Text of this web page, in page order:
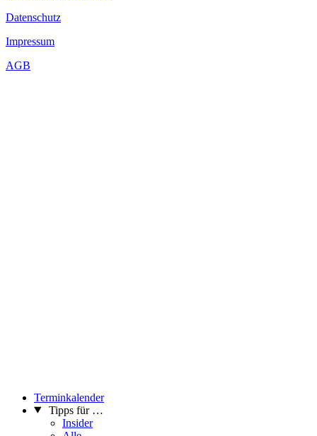
Datenschutz
Impressum
AGB
Terminkalender
Tipps für …
Insider